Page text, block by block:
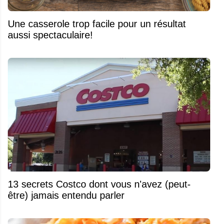
Une casserole trop facile pour un résultat
aussi spectaculaire!
13 secrets Costco dont vous n'avez (peut-
être) jamais entendu parler